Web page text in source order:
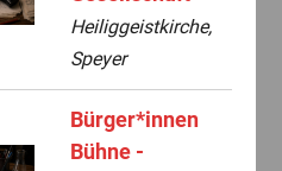
Heiliggeistkirche,
Speyer
Bürger*innen
Bühne -